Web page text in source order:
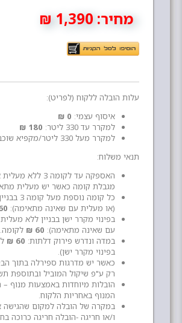
מחיר: 1,390 ₪
עלות הובלה ללקוח (לפריט):
איסוף עצמי: 0 ₪
למקרר עד 330 ליטר:
180 ₪
למקרר מעל 330 ליטר/מקפיא שוכב:
תנאי משלוח:
האספקה עד לקומה 3
מגבלת קומה כאשר יש מעלית
כל קומה
(או מעלית עם שאינה מתאימה): ₪
בפינוי מקרר ישן בבניין ללא
עם שאינה מתאימה): 60 ₪
לקומה.
במדה ונדרש פירוק דלתות: 60 ₪
בפינוי מקרר ישן).
כאשר יש מדרגות ספירלה בתוך
רק ע"פ שיקול המוביל ובתוספת
הובלות מיוחדות באמצעות מנוף
המנוף באחריות הלקוח.
במקרה של הובלה למקום
ו/או חריגה -הובלה חריגה כרוכה